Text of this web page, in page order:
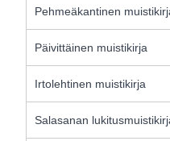
Pehmeäkantinen
Päivittäinen muistikirja
Irtolehtinen muistikirja
Salasanan